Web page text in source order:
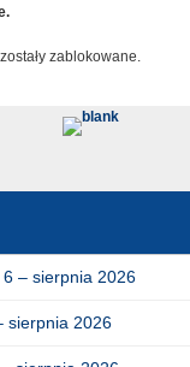
zablokowane.
– sierpnia 2026
sierpnia 2026